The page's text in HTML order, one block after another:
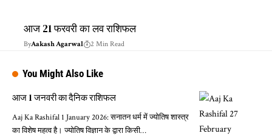
आज 21 फरवरी का लव राशिफल
ByAakash Agarwal 2 Min Read
You Might Also Like
आज 1 जनवरी का दैनिक राशिफल
Aaj Ka Rashifal 1 January 2026: सनातन धर्म में ज्योतिष शास्त्र
का विशेष महत्व है। ज्योतिष विज्ञान के द्वारा किसी…